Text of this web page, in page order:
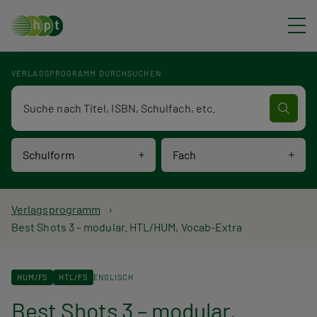
VERLAGSPROGRAMM DURCHSUCHEN
Schulform Fach
Verlagsprogramm Volltextsuche
P
a
d
Verlagsprogramm
Best Shots 3 – modular. HTL/HUM, Vocab-Extra
HUM/FS HTL/FS ENGLISCH
Best Shots 3 – modular.